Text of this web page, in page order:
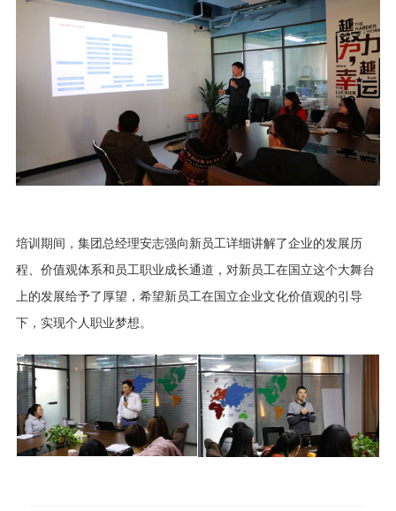
培训期间，集团总经理安志强向新员工详细讲解了企业的发展历
程、价值观体系和员工职业成长通道，对新员工在国立这个大舞台
上的发展给予了厚望，希望新员工在国立企业文化价值观的引导
下，实现个人职业梦想。